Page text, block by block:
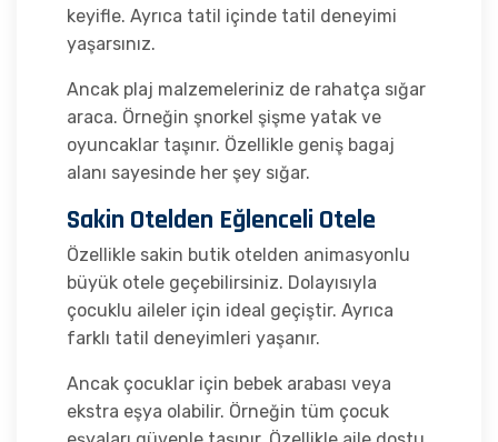
keyifle. Ayrıca tatil içinde tatil deneyimi
yaşarsınız.
Ancak plaj malzemeleriniz de rahatça sığar
araca. Örneğin şnorkel şişme yatak ve
oyuncaklar taşınır. Özellikle geniş bagaj
alanı sayesinde her şey sığar.
Sakin Otelden Eğlenceli Otele
Özellikle sakin butik otelden animasyonlu
büyük otele geçebilirsiniz. Dolayısıyla
çocuklu aileler için ideal geçiştir. Ayrıca
farklı tatil deneyimleri yaşanır.
Ancak çocuklar için bebek arabası veya
ekstra eşya olabilir. Örneğin tüm çocuk